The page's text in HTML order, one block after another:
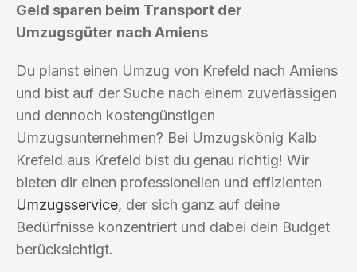
Geld sparen beim Transport der
Umzugsgüter nach Amiens
Du planst einen Umzug von Krefeld nach Amiens
und bist auf der Suche nach einem zuverlässigen
und dennoch kostengünstigen
Umzugsunternehmen? Bei Umzugskönig Kalb
Krefeld aus Krefeld bist du genau richtig! Wir
bieten dir einen professionellen und effizienten
Umzugsservice, der sich ganz auf deine
Bedürfnisse konzentriert und dabei dein Budget
berücksichtigt.